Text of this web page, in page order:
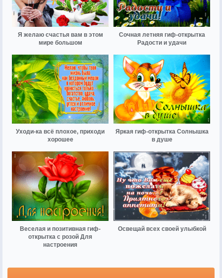
Я желаю счастья вам в этом
мире большом
Сочная летняя гиф-открытка
Радости и удачи
Уходи-ка всё плохое, приходи
хорошее
Яркая гиф-открытка Солнышка
в душе
Веселая и позитивная гиф-
открытка с розой Для
настроения
Освещай всех своей улыбкой